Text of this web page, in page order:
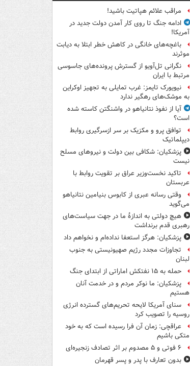
مراقب علائم هپاتیت باشید!
ادامه جنگ تا روی کار آمدن دولت جدید در
آمریکا!
باغچه‌های خانگی در کاهش خطر ابتلا به دیابت
موثرند
نگرانی تل‌آویو از گسترش پرونده‌های جاسوسی
مرتبط با ایران
نیویورک تایمز: غرب تمایلی به تجهیز اوکراین
به موشک‌های رهگیر ندارد
آیا از نفوذ نتانیاهو در واشنگتن کاسته شده
است؟
توافق پرو و مکزیک بر سر ازسرگیری روابط
دیپلماتیک
پزشکیان: شکافی بین دولت و نیروهای مسلح
نیست
تاکید نخست‌وزیر عراق بر تقویت روابط با
عربستان
وقتی رسانه عبری از کابوس بنیامین نتانیاهو
می‌گوید
هیچ دولتی به اندازۀ ما در جهت سیاست‌های
رهبری قدم برنداشت
پزشکیان: هرگز استعفا نداده‌ام و نخواهم داد
تجاوزات مجدد رژیم صهیونیستی به جنوب
لبنان
حمله به ۱۵ نفتکش‌ اماراتی از ابتدای جنگ
پزشکیان: ما نوکر مردم و در خدمت آنان
هستیم
سنای آمریکا لایحه تحریم‌های گسترده انرژی
روسیه را تصویب کرد
عراقچی: زمان آن فرا رسیده است که به خود
متکی باشیم
۶ فوتی و ۵ مصدوم بر اثر تصادف زنجیره‌ای
بدون تعارف با پدر و پسر قهرمان